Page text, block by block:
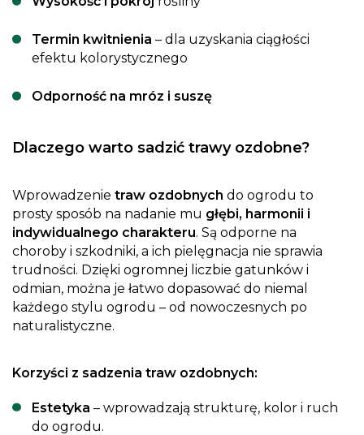
Termin kwitnienia – dla uzyskania ciągłości
efektu kolorystycznego
Odporność na mróz i suszę
Dlaczego warto sadzić trawy ozdobne?
Wprowadzenie traw ozdobnych do ogrodu to
prosty sposób na nadanie mu głębi, harmonii i
indywidualnego charakteru. Są odporne na
choroby i szkodniki, a ich pielęgnacja nie sprawia
trudności. Dzięki ogromnej liczbie gatunków i
odmian, można je łatwo dopasować do niemal
każdego stylu ogrodu – od nowoczesnych po
naturalistyczne.
Korzyści z sadzenia traw ozdobnych:
Estetyka – wprowadzają strukturę, kolor i ruch
do ogrodu.